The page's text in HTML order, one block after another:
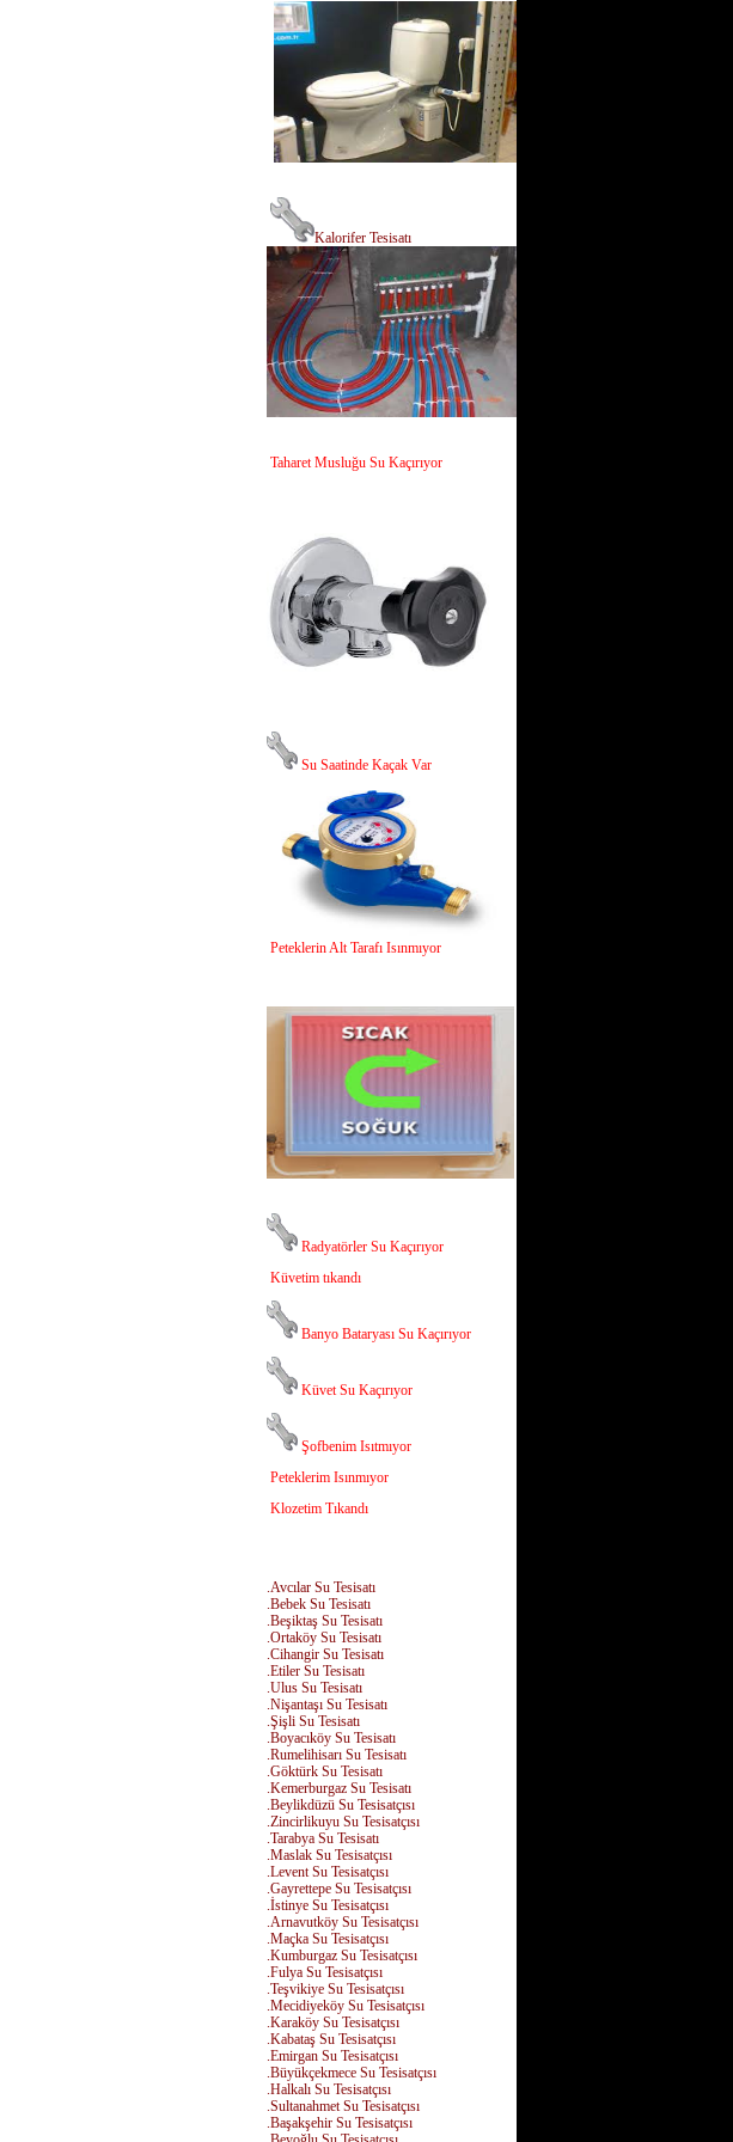
Kalorifer Tesisatı
Taharet Musluğu Su Kaçırıyor
Su Saatinde Kaçak Var
Peteklerin Alt Tarafı Isınmıyor
Radyatörler Su Kaçırıyor
Küvetim tıkandı
Banyo Bataryası Su Kaçırıyor
Küvet Su Kaçırıyor
Şofbenim Isıtmıyor
Peteklerim Isınmıyor
Klozetim Tıkandı
.Avcılar Su Tesisatı
.Bebek Su Tesisatı
.Beşiktaş Su Tesisatı
.Ortaköy Su Tesisatı
.Cihangir Su Tesisatı
.Etiler Su Tesisatı
.Ulus Su Tesisatı
.Nişantaşı Su Tesisatı
.Şişli Su Tesisatı
.Boyacıköy Su Tesisatı
.Rumelihisarı Su Tesisatı
.Göktürk Su Tesisatı
.Kemerburgaz Su Tesisatı
.Beylikdüzü Su Tesisatçısı
.Zincirlikuyu Su Tesisatçısı
.Tarabya Su Tesisatı
.Maslak Su Tesisatçısı
.Levent Su Tesisatçısı
.Gayrettepe Su Tesisatçısı
.İstinye Su Tesisatçısı
.Arnavutköy Su Tesisatçısı
.Maçka Su Tesisatçısı
.Kumburgaz Su Tesisatçısı
.Fulya Su Tesisatçısı
.Teşvikiye Su Tesisatçısı
.Mecidiyeköy Su Tesisatçısı
.Karaköy Su Tesisatçısı
.Kabataş Su Tesisatçısı
.Emirgan Su Tesisatçısı
.Büyükçekmece Su Tesisatçısı
.Halkalı Su Tesisatçısı
.Sultanahmet Su Tesisatçısı
.Başakşehir Su Tesisatçısı